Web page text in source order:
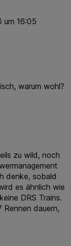
um 16:05
warum wohl?
zu wild, noch
denke, sobald
es ähnlich wie
DRS Trains.
dauern,